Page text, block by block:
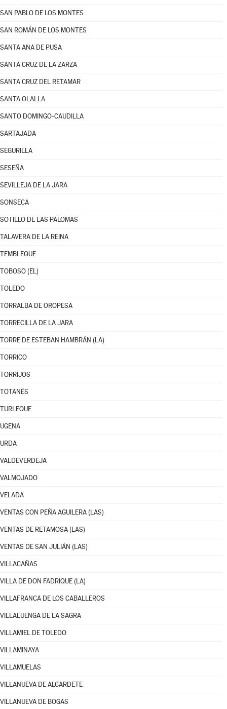
SAN PABLO DE LOS MONTES
SAN ROMÁN DE LOS MONTES
SANTA ANA DE PUSA
SANTA CRUZ DE LA ZARZA
SANTA CRUZ DEL RETAMAR
SANTA OLALLA
SANTO DOMINGO-CAUDILLA
SARTAJADA
SEGURILLA
SESEÑA
SEVILLEJA DE LA JARA
SONSECA
SOTILLO DE LAS PALOMAS
TALAVERA DE LA REINA
TEMBLEQUE
TOBOSO (EL)
TOLEDO
TORRALBA DE OROPESA
TORRECILLA DE LA JARA
TORRE DE ESTEBAN HAMBRÁN (LA)
TORRICO
TORRIJOS
TOTANÉS
TURLEQUE
UGENA
URDA
VALDEVERDEJA
VALMOJADO
VELADA
VENTAS CON PEÑA AGUILERA (LAS)
VENTAS DE RETAMOSA (LAS)
VENTAS DE SAN JULIÁN (LAS)
VILLACAÑAS
VILLA DE DON FADRIQUE (LA)
VILLAFRANCA DE LOS CABALLEROS
VILLALUENGA DE LA SAGRA
VILLAMIEL DE TOLEDO
VILLAMINAYA
VILLAMUELAS
VILLANUEVA DE ALCARDETE
VILLANUEVA DE BOGAS